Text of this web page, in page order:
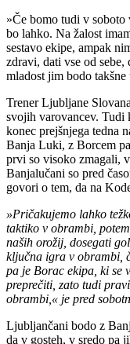
»Če bomo tudi v
bo lahko. Na žalost
sestavo ekipe, ampak
zdravi, dati vse od
mladost jim bodo
Trener Ljubljane
svojih varovancev. Tudi
konec prejšnjega tedna
Banja Luki, z Borcem
prvi so visoko zmagali,
Banjalučani so pred
govori o tem, da na
»Pričakujemo lahko
taktiko v obrambi,
naših orožij, dosegati
ključna igra v obrambi,
pa je Borac ekipa, ki se
preprečiti, zato tudi
obrambi,« je pred
Ljubljančani bodo z
da v gosteh, v sredo pa